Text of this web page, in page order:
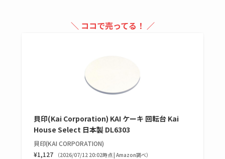
れの口コミも調査
つ？激安販売店・通
karseellはどこで売っ
てる？ロフトやハン
ズで買える？楽天や
＼ ココで売ってる！ ／
貝印(Kai Corporation) KAI ケーキ 回転台 Kai
House Select 日本製 DL6303
貝印(KAI CORPORATION)
¥1,127
（2026/07/12 20:02時点 | Amazon調べ）